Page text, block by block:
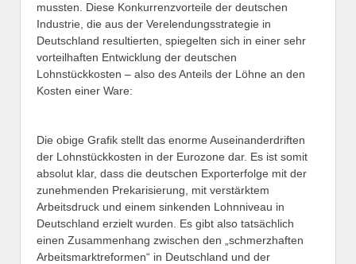
mussten. Diese Konkurrenzvorteile der deutschen
Industrie, die aus der Verelendungsstrategie in
Deutschland resultierten, spiegelten sich in einer sehr
vorteilhaften Entwicklung der deutschen
Lohnstückkosten – also des Anteils der Löhne an den
Kosten einer Ware:
Die obige Grafik stellt das enorme Auseinanderdriften
der Lohnstückkosten in der Eurozone dar. Es ist somit
absolut klar, dass die deutschen Exporterfolge mit der
zunehmenden Prekarisierung, mit verstärktem
Arbeitsdruck und einem sinkenden Lohnniveau in
Deutschland erzielt wurden. Es gibt also tatsächlich
einen Zusammenhang zwischen den „schmerzhaften
Arbeitsmarktreformen“ in Deutschland und der